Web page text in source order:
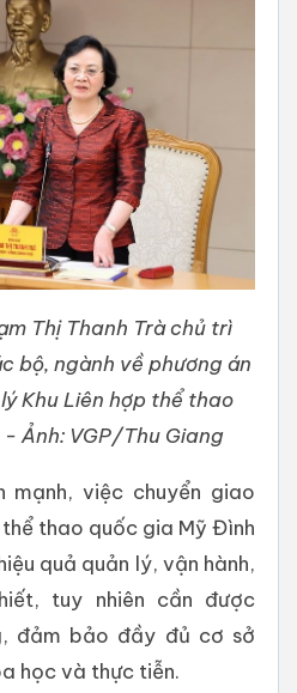
Thị Thanh Trà chủ trì
bộ, ngành về phương án
Khu Liên hợp thể thao
Ảnh: VGP/Thu Giang
mạnh, việc chuyển giao
thể thao quốc gia Mỹ Đình
quả quản lý, vận hành,
tuy nhiên cần được
đảm bảo đầy đủ cơ sở
học và thực tiễn.